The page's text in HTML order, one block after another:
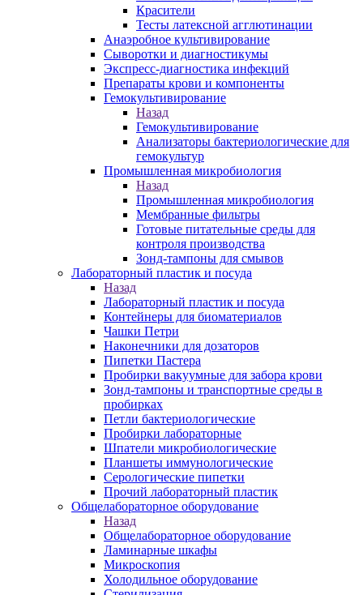
Красители
Тесты латексной агглютинации
Анаэробное культивирование
Сыворотки и диагностикумы
Экспресс-диагностика инфекций
Препараты крови и компоненты
Гемокультивирование
Назад
Гемокультивирование
Анализаторы бактериологические для
гемокультур
Промышленная микробиология
Назад
Промышленная микробиология
Мембранные фильтры
Готовые питательные среды для
контроля производства
Зонд-тампоны для смывов
Лабораторный пластик и посуда
Назад
Лабораторный пластик и посуда
Контейнеры для биоматериалов
Чашки Петри
Наконечники для дозаторов
Пипетки Пастера
Пробирки вакуумные для забора крови
Зонд-тампоны и транспортные среды в
пробирках
Петли бактериологические
Пробирки лабораторные
Шпатели микробиологические
Планшеты иммунологические
Серологические пипетки
Прочий лабораторный пластик
Общелабораторное оборудование
Назад
Общелабораторное оборудование
Ламинарные шкафы
Микроскопия
Холодильное оборудование